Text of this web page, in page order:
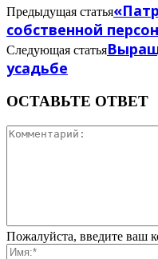
Предыдущая статья
собственной
Следующая статья
усадьбе
ОСТАВЬТЕ ОТВЕТ
Пожалуйста, введите ваш